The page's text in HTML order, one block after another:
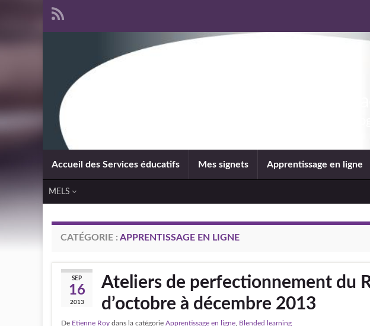
Le bric-à-
Science
Accueil des Services éducatifs Mes signets Apprentissage en ligne
MELS
CATÉGORIE : APPRENTISSAGE EN LIGNE
SEP
16
2013
Ateliers de perfectionnement du
d’octobre à décembre 2013
De Etienne Roy dans la catégorie Apprentissage en ligne Blended learning